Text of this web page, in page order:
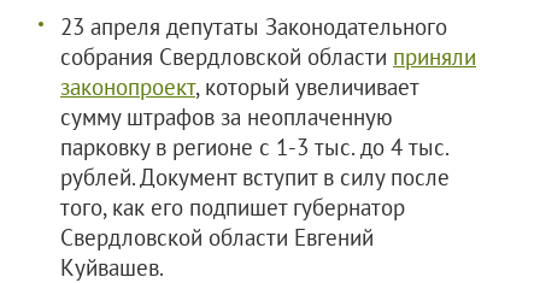
23 апреля депутаты Законодательного
собрания Свердловской области приняли
законопроект, который увеличивает
сумму штрафов за неоплаченную
парковку в регионе с 1-3 тыс. до 4 тыс.
рублей. Документ вступит в силу после
того, как его подпишет губернатор
Свердловской области Евгений
Куйвашев.